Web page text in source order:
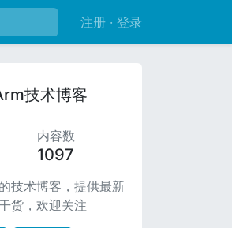
注册 · 登录
技术博客
内容数
1097
技术博客，提供最新
货，欢迎关注